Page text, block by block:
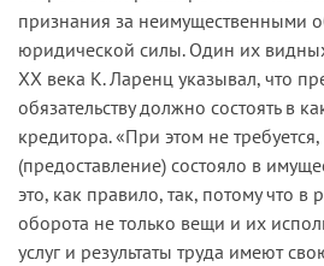
признания за неимущественными
юридической силы. Один их
ХХ века К. Ларенц указывал, что
обязательству должно состоять в
кредитора. «При этом не
(предоставление) состояло в
это, как правило, так, потому что в
оборота не только вещи и их
услуг и результаты труда имеют